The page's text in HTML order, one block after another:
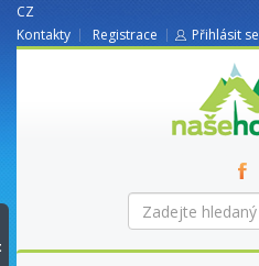
CZ
Kontakty
Registrace Přihlásit se
nasehory.cz